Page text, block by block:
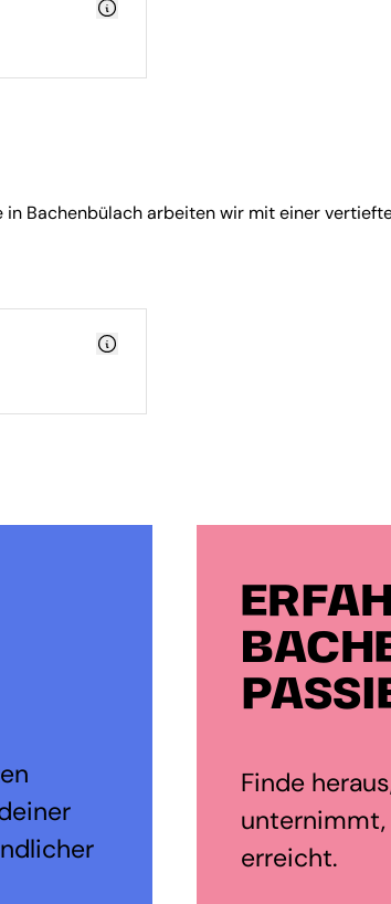
Bachenbülach arbeiten wir mit einer
Finde
erreicht.